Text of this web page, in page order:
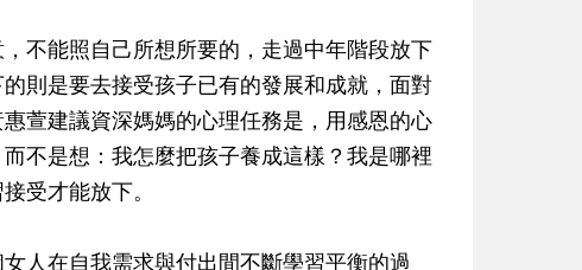
不能照自己所想所要的，走過中年階段放下
則是要去接受孩子已有的發展和成就，面對
萱建議資深媽媽的心理任務是，用感恩的心
不是想：我怎麼把孩子養成這樣？我是哪裡
受才能放下。
人在自我需求與付出間不斷學習平衡的過